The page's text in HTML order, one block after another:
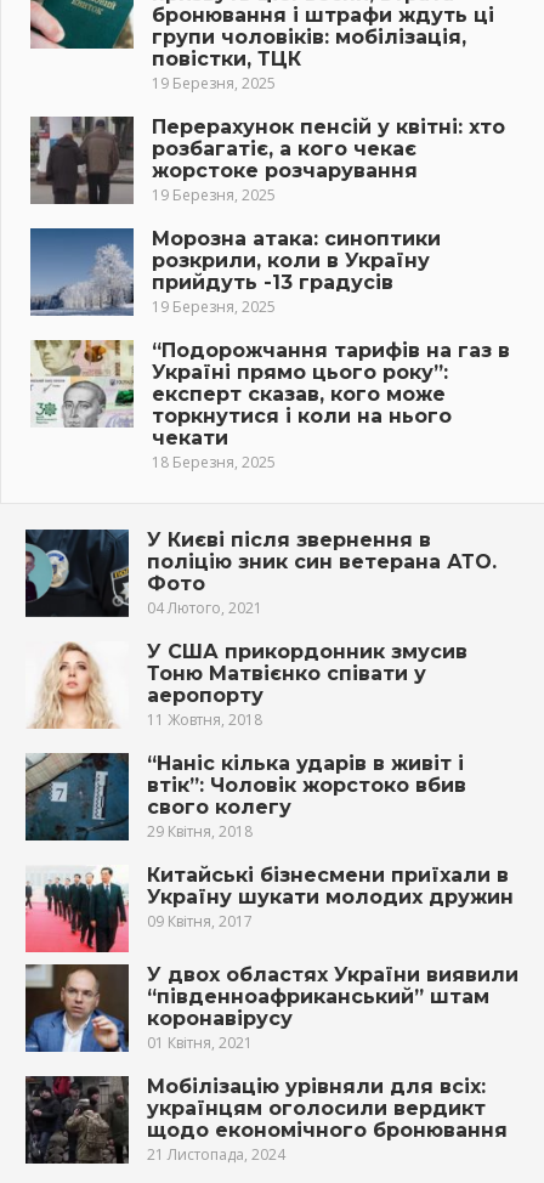
бронювання і штрафи ждуть ці
групи чоловіків: мобілізація,
повістки, ТЦК
19 Березня, 2025
Перерахунок пенсій у квітні: хто
розбагатіє, а кого чекає
жорстоке розчарування
19 Березня, 2025
Морозна атака: синоптики
розкрили, коли в Україну
прийдуть -13 градусів
19 Березня, 2025
“Подорожчання тарифів на газ в
Україні прямо цього року”:
експерт сказав, кого може
торкнутися і коли на нього
чекати
18 Березня, 2025
У Києві після звернення в
поліцію зник син ветерана АТО.
Фото
04 Лютого, 2021
У США прикордонник змусив
Тоню Матвієнко співати у
аеропорту
11 Жовтня, 2018
“Наніс кілька ударів в живіт і
втік”: Чоловік жорстоко вбив
свого колегу
29 Квітня, 2018
Китайські бізнесмени приїхали в
Україну шукати молодих дружин
09 Квітня, 2017
У двох областях України виявили
“південноафриканський” штам
коронавірусу
01 Квітня, 2021
Мобілізацію урівняли для всіх:
українцям оголосили вердикт
щодо економічного бронювання
21 Листопада, 2024